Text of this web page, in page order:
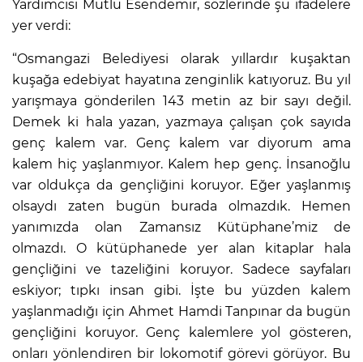
Yardımcısı Mutlu Esendemir, sözlerinde şu ifadelere
yer verdi:
“Osmangazi Belediyesi olarak yıllardır kuşaktan
kuşağa edebiyat hayatına zenginlik katıyoruz. Bu yıl
yarışmaya gönderilen 143 metin az bir sayı değil.
Demek ki hala yazan, yazmaya çalışan çok sayıda
genç kalem var. Genç kalem var diyorum ama
kalem hiç yaşlanmıyor. Kalem hep genç. İnsanoğlu
var oldukça da gençliğini koruyor. Eğer yaşlanmış
olsaydı zaten bugün burada olmazdık. Hemen
yanımızda olan Zamansız Kütüphane’miz de
olmazdı. O kütüphanede yer alan kitaplar hala
gençliğini ve tazeliğini koruyor. Sadece sayfaları
eskiyor; tıpkı insan gibi. İşte bu yüzden kalem
yaşlanmadığı için Ahmet Hamdi Tanpınar da bugün
gençliğini koruyor. Genç kalemlere yol gösteren,
onları yönlendiren bir lokomotif görevi görüyor. Bu